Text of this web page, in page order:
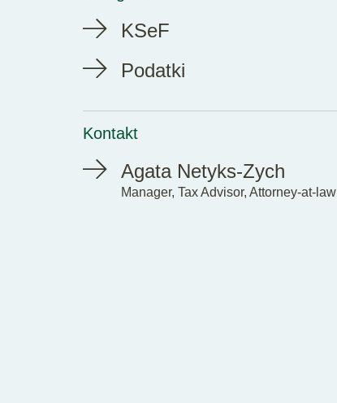
KSeF
Podatki
Kontakt
Agata Netyks-Zych
Manager, Tax Advisor, Attorney-at-law